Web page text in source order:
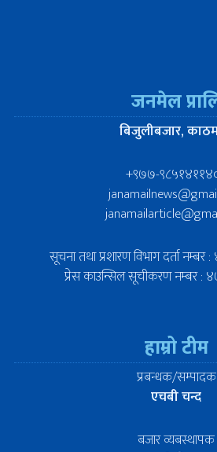
जनमेल
बिजुलीबजार,
+९७७-
सूचना तथा प्रशारण विभाग दर्ता
प्रेस काउन्सिल सूचीकरण नम्बर :
हाम्रो टीम
प्रबन्धक/सम्पादक
एचबी चन्द
बजार व्यबस्थापक